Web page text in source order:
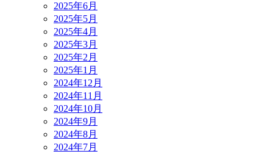
2025年6月
2025年5月
2025年4月
2025年3月
2025年2月
2025年1月
2024年12月
2024年11月
2024年10月
2024年9月
2024年8月
2024年7月